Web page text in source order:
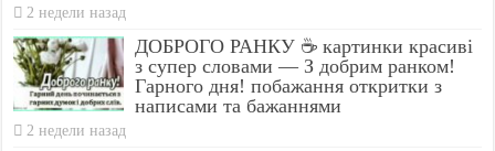
2 недели назад
ДОБРОГО РАНКУ ☕ картинки красиві
з супер словами — З добрим ранком!
Гарного дня! побажання откритки з
написами та бажаннями
2 недели назад